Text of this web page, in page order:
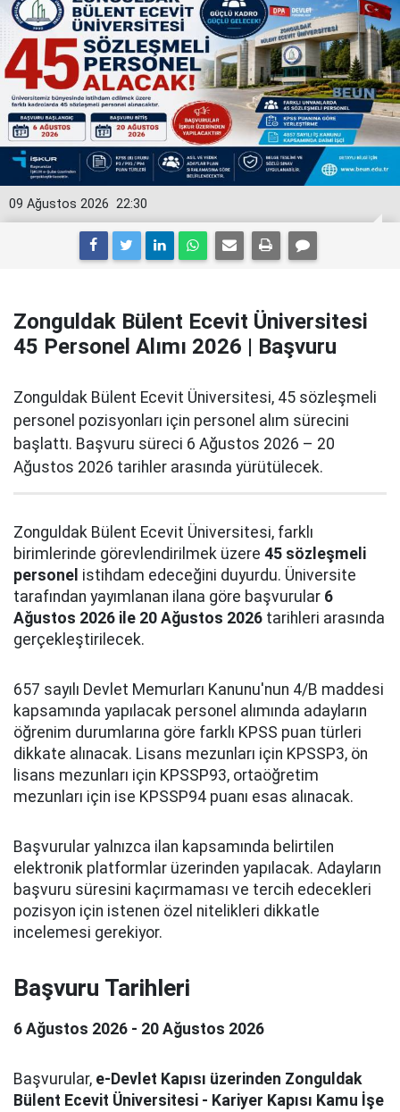
22:30
09 Ağustos 2026
Zonguldak Bülent Ecevit Üniversitesi
45 Personel Alımı 2026 | Başvuru
Zonguldak Bülent Ecevit Üniversitesi, 45 sözleşmeli
personel pozisyonları için personel alım sürecini
başlattı. Başvuru süreci 6 Ağustos 2026 – 20
Ağustos 2026 tarihler arasında yürütülecek.
Zonguldak Bülent Ecevit Üniversitesi, farklı
birimlerinde görevlendirilmek üzere 45 sözleşmeli
personel istihdam edeceğini duyurdu. Üniversite
tarafından yayımlanan ilana göre başvurular 6
Ağustos 2026 ile 20 Ağustos 2026 tarihleri arasında
gerçekleştirilecek.
657 sayılı Devlet Memurları Kanunu'nun 4/B maddesi
kapsamında yapılacak personel alımında adayların
öğrenim durumlarına göre farklı KPSS puan türleri
dikkate alınacak. Lisans mezunları için KPSSP3, ön
lisans mezunları için KPSSP93, ortaöğretim
mezunları için ise KPSSP94 puanı esas alınacak.
Başvurular yalnızca ilan kapsamında belirtilen
elektronik platformlar üzerinden yapılacak. Adayların
başvuru süresini kaçırmaması ve tercih edecekleri
pozisyon için istenen özel nitelikleri dikkatle
incelemesi gerekiyor.
Başvuru Tarihleri
6 Ağustos 2026 - 20 Ağustos 2026
Başvurular, e-Devlet Kapısı üzerinden Zonguldak
Bülent Ecevit Üniversitesi - Kariyer Kapısı Kamu İşe